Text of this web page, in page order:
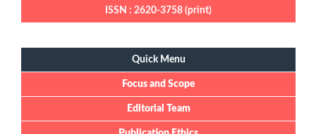
ISSN : 2620-3758 (print)
Quick Menu
Focus and Scope
Editorial Team